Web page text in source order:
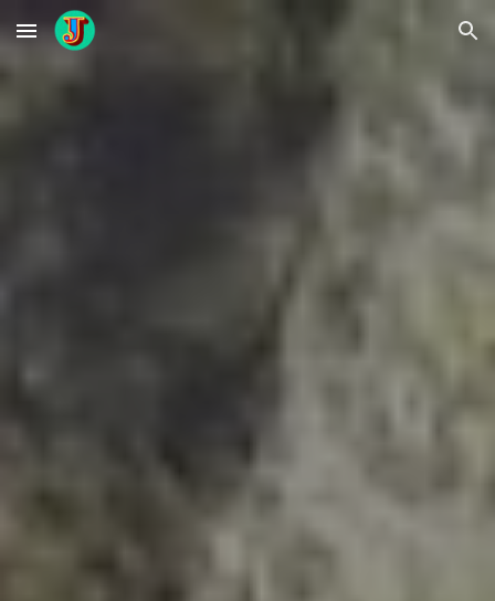
Skip to main content Skip to navigation